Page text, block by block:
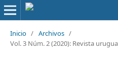
Inicio / Archivos /
Vol. 3 Núm. 2 (2020): Revista